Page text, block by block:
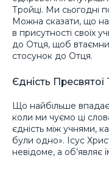
Тройці. Ми сьогодні
Можна сказати, що
в присутності своїх
до Отця, щоб
стосунок до Отця.
Єдність Пресвятої
Що найбільше
коли ми чуємо ці
єдність між учнями,
були одно». Ісус
невідоме, а об’являє